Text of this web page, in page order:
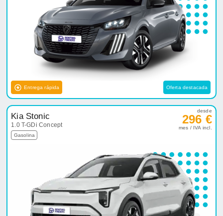
Entrega rápida Oferta destacada
Kia Stonic
1.0 T-GDi Concept
Gasolina
desde
296 €
mes / IVA incl.